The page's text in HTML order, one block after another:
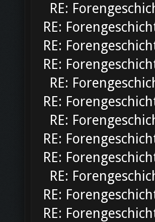
RE:
RE:
RE:
RE:
RE:
RE:
RE:
RE:
RE:
RE:
RE:
RE: